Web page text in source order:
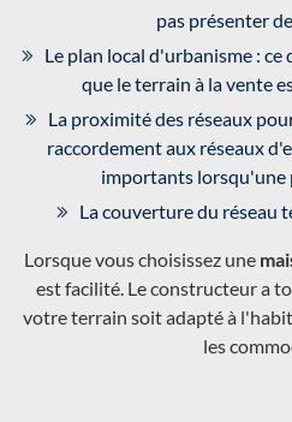
pas présenter
Le plan local d'urbanisme :
que le terrain à la vente
La proximité des réseaux
raccordement aux réseaux
importants lorsqu'une
La couverture du réseau
Lorsque vous choisissez une
est facilité. Le constructeur a
votre terrain soit adapté à
les